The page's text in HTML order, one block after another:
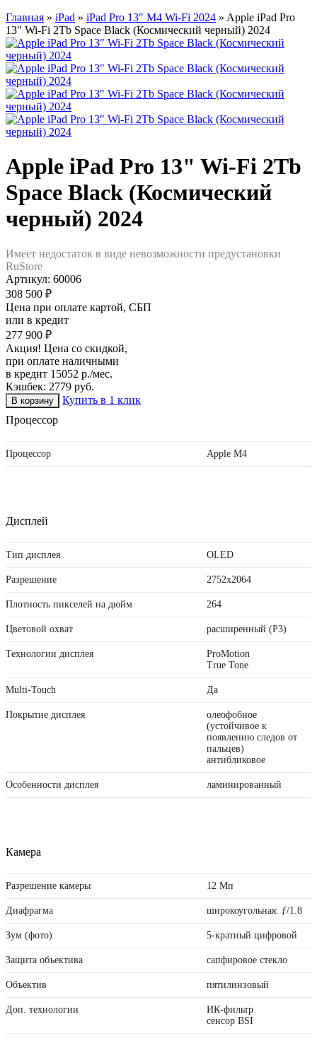
Главная » iPad » iPad Pro 13" M4 Wi-Fi 2024 » Apple iPad Pro
13" Wi-Fi 2Tb Space Black (Космический черный) 2024
Apple iPad Pro 13" Wi-Fi 2Tb
Space Black (Космический
черный) 2024
Имеет недостаток в виде невозможности предустановки
RuStore
Артикул: 60006
308 500 ₽
Цена при оплате картой, СБП
или в кредит
277 900 ₽
Акция! Цена со скидкой,
при оплате наличными
в кредит 15052 р./мес.
Кэшбек: 2779 руб.
Купить в 1 клик
Процессор
Процессор Apple M4
Дисплей
Тип дисплея OLED
Разрешение 2752x2064
Плотность пикселей на дюйм 264
Цветовой охват расширенный (P3)
Технологии дисплея
ProMotion
True Tone
Multi-Touch Да
Покрытие дисплея
олеофобное
(устойчивое к
появлению следов от
пальцев)
антибликовое
Особенности дисплея ламинированный
Камера
Разрешение камеры 12 Мп
Диафрагма широкоугольная: ƒ/1.8
Зум (фото) 5-кратный цифровой
Защита объектива сапфировое стекло
Объектив пятилинзовый
Доп. технологии
ИК-фильтр
сенсор BSI